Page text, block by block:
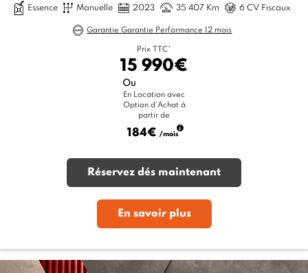
Essence Manuelle 2023 35 407 Km 6 CV Fiscaux
Garantie Garantie Performance 12 mois
Prix TTC*
15 990€
Ou
En Location avec
Option d'Achat à
partir de
184€ /mois
Réservez dés maintenant
En savoir plus